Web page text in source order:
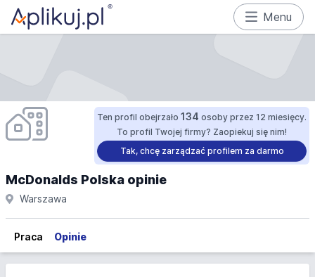
Menu
Ten profil obejrzało 134 osoby przez 12 miesięcy.
To profil Twojej firmy? Zaopiekuj się nim!
Tak, chcę zarządzać profilem za darmo
McDonalds Polska opinie
Warszawa
Praca Opinie